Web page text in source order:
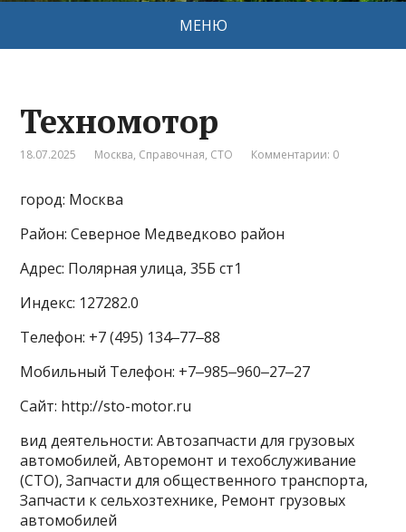
МЕНЮ
Техномотор
18.07.2025 Москва, Справочная, СТО Комментарии: 0
город: Москва
Район: Северное Медведково район
Адрес: Полярная улица, 35Б ст1
Индекс: 127282.0
Телефон: +7 (495) 134‒77‒88
Мобильный Телефон: +7‒985‒960‒27‒27
Сайт: http://sto-motor.ru
вид деятельности: Автозапчасти для грузовых
автомобилей, Авторемонт и техобслуживание
(СТО), Запчасти для общественного транспорта,
Запчасти к сельхозтехнике, Ремонт грузовых
автомобилей